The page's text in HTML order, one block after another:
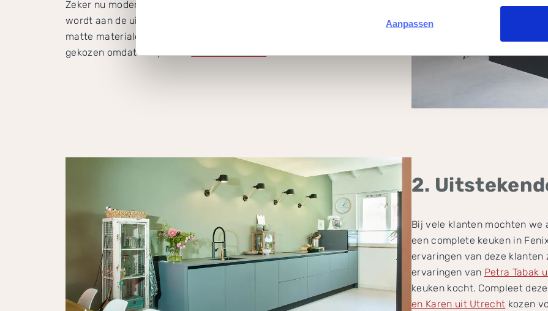
Aanpassen
Zeker nu moderne keukens volwaardig onderdeel van interieurs zijn,
wordt aan de uitstraling van de keuken nog meer belang gehecht. Extreem
matte materialen doen het goed in moderne woonsferen. Fenix wordt veel
gekozen omdat het past instrakke keukens.
2.
Bij vele klanten mochten we
een complete keuken in
ervaringen van deze
ervaringen van Petra Tabak
keuken kocht. Compleet
en Karen uit Utrecht kozen